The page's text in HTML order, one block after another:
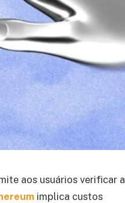
aos usuários verificar a
implica custos